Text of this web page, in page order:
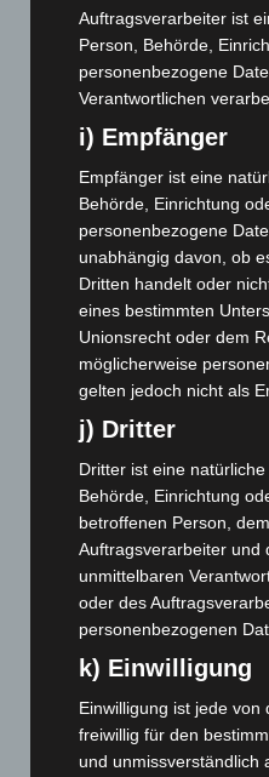
April 2026(99)
(115)
Februar 2026(109)
Januar 2026(122)
Dezember 2025 (103)
November 2025(114)
Oktober 2025(112)
September 2025(93)
August 2025(90)
Juli 2025(90)
Juni 2025(103)
Mai 2025(112)
April 2025
(88)
März 2025(111)
Februar 2025(96)
Januar 2025(88)
Dezember 2024(89)
November 2024(94)
Oktober 2024(93)
September 2024 (112)
August 2024 (107)
Auftragsverarbeiter ist
Person, Behörde,
personenbezogene
Verantwortlichen
i) Empfänger
Empfänger ist eine
Behörde, Einrichtung
personenbezogene
unabhängig davon, ob
Dritten handelt oder
eines bestimmten
Unionsrecht oder dem
möglicherweise
gelten jedoch nicht als
j) Dritter
Dritter ist eine
Behörde, Einrichtung
betroffenen Person,
Auftragsverarbeiter und
unmittelbaren
oder des
personenbezogenen
k) Einwilligung
Einwilligung ist jede
freiwillig für den
und unmissverständlich